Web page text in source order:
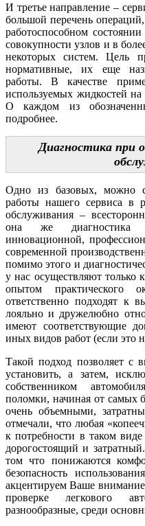
И третье направление –
большой перечень
работоспособном
совокупности узлов и в
некоторых систем. Цель
нормативные, их еще
работы. В качестве
используемых жидкостей
О каждом из
подробнее.
Диагностика при
Одно из базовых, можно
работы нашего сервиса в
обслуживания –
она же диагностика
инновационной,
современной
помимо этого и
у нас осуществляют
опытом практического
ответственно подходят к
лояльно и дружелюбно
имеют соответствующие
иных видов работ (если это
Такой подход позволяет с
установить, а затем,
собственником
поломки, начиная от самых
очень объемными,
отмечали, что любая
к потребности в таком
дорогостоящий и
том что понижаются
безопасность
акцентируем Ваше
проверке легкового
разнообразные, среди